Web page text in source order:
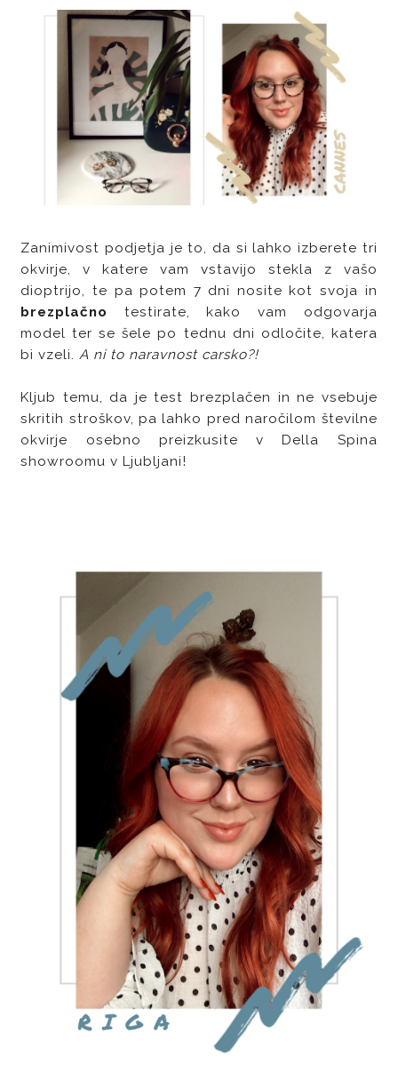
Zanimivost podjetja je to, da si lahko izberete tri
okvirje, v katere vam vstavijo stekla z vašo
dioptrijo, te pa potem 7 dni nosite kot svoja in
brezplačno
testirate, kako vam odgovarja
model ter se šele po tednu dni odločite, katera
bi vzeli.A ni to naravnost carsko?!
Kljub temu, da je test brezplačen in ne vsebuje
skritih stroškov, pa lahko pred naročilom številne
okvirje osebno preizkusite v Della Spina
showroomu v Ljubljani!